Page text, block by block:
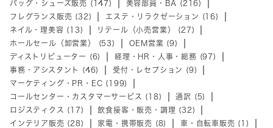
バッグ・シューズ販売 (147)
美容部員・BA (216)
フレグランス販売 (32)
エステ・リラクゼーション (16)
ネイル・理美容 (13)
リテール（小売営業） (27)
ホールセール（卸営業） (53)
OEM営業 (9)
ディストリビューター (6)
経理・HR・人事・総務 (97)
事務・アシスタント (46)
受付・レセプション (9)
マーケティング・PR・EC (199)
コールセンター・カスタマーサービス (18)
通訳 (5)
ロジスティクス (17)
飲食接客・販売・調理 (32)
インテリア販売 (28)
家電・携帯販売 (8)
車・自転車販売 (1)